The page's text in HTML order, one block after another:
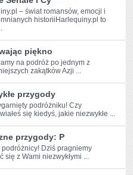
– świat romansów, emocji i
historiiHarlequiny.pl to
piękno
na podróż po⁤ jednym z
zakątków Azji ...
przygody
podróżniku! Czy
się kiedyś, jakie niezwykłe ...
przygody: P
podróżnicy! Dziś pragniemy
się z Wami niezwykłymi ...